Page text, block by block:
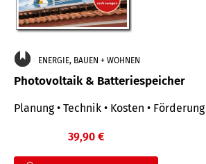
ENERGIE, BAUEN + WOHNEN
Photovoltaik & Batteriespeicher
Planung • Technik • Kosten • Förderung
39,90 €